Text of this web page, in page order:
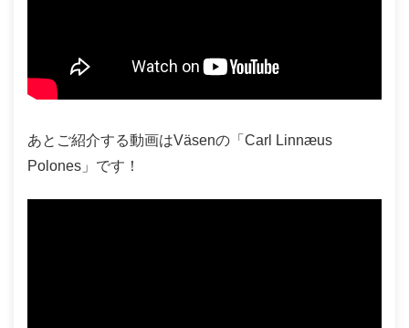
あとご紹介する動画はVäsenの「Carl Linnæus
Polones」です！